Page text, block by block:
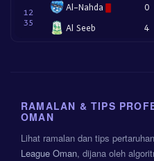
12
35
Al-Nahda
Al Seeb
0
4
RAMALAN & TIPS
OMAN
Lihat ramalan dan tips
League Oman, dijana oleh